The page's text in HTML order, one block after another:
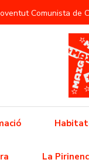
Comunista de
a commodificació
contra el futbol
contra el feixisme
La